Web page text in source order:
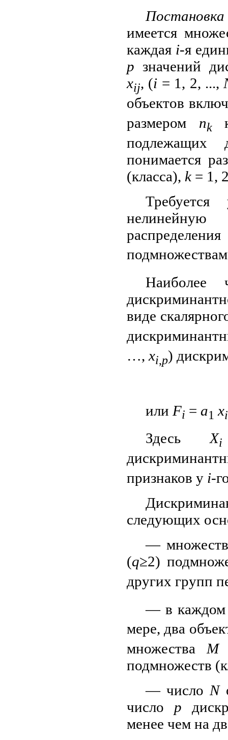
Постановка
имеется
каждая i-я
р значений
xij, (i = 1, 2, ...,
объектов
размером nk
подлежащих
понимается
(класса), k= 1,
Наиболее
виде
…, xi,p)
или Fi = a1 xi
ЗдесьXi
признаков у i-
следующих
—
(q≥2)
других групп
— в каждом
мере, два
множества М
подмножеств
— число N
число р
менее чем на